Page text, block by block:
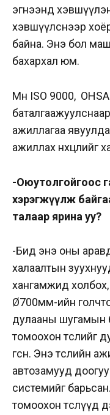
эгнээнд
хэвшүүлснээр
байна. Энэ бол
бахархал юм.
Мөн ISO 9000,
ажиллагаа
ажиллах нөхцөлийг
-Оюутолгойгоос
хэрэгжүүлж
талаар ярина уу?
-Бид энэ оны
халаалтын
хангамжид
Ø700мм-ийн
дулааны шугамын
томоохон төслийг
өгсөн. Энэ төслийн
автозамууд
системийг барьсан.
томоохон төслүүд